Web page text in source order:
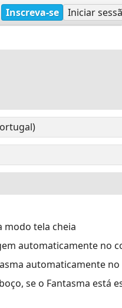
Inscreva-se Iniciar
modo tela cheia
automaticamente no
automaticamente no
se o Fantasma está